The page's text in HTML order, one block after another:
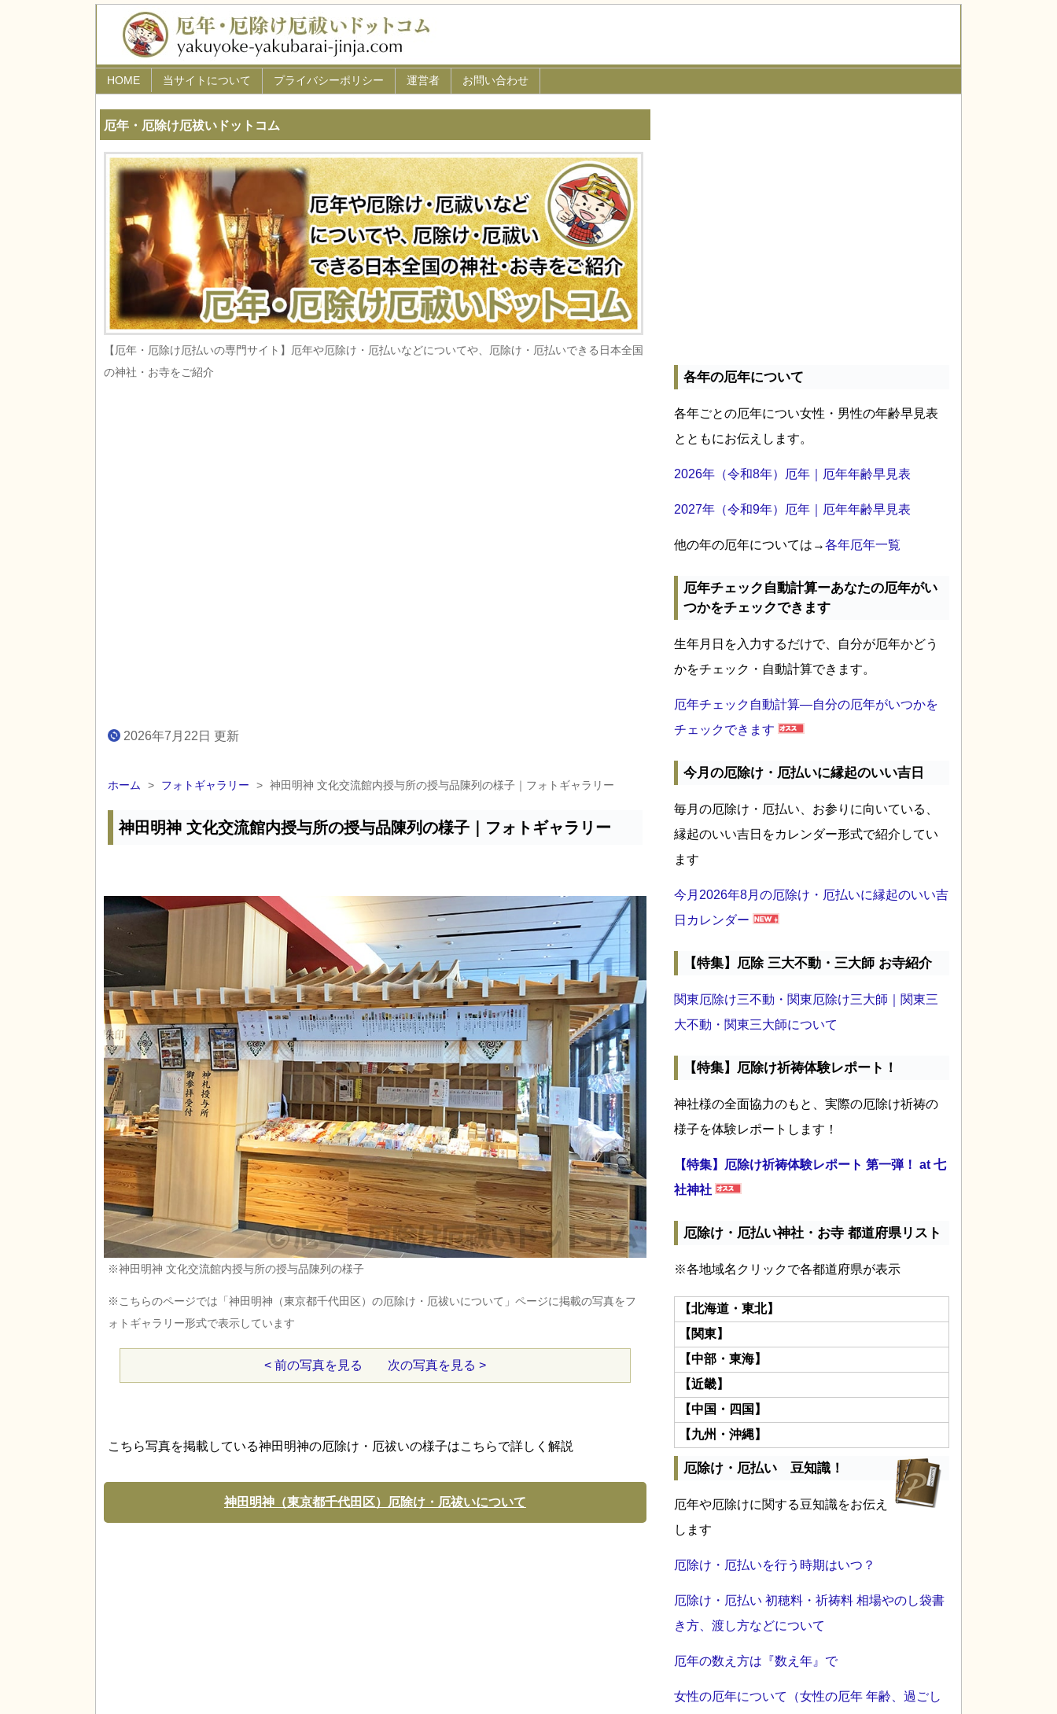
厄年・厄除け厄祓いドットコム
【厄年・厄除け厄払いの専門サイト】厄年や厄除け・厄払いなどについてや、厄除け・厄払いできる日本全国
の神社・お寺をご紹介
2026年7月22日 更新
ホーム > フォトギャラリー > 神田明神 文化交流館内授与所の授与品陳列の様子｜フォトギャラリー
神田明神 文化交流館内授与所の授与品陳列の様子｜フォトギャラリー
※神田明神 文化交流館内授与所の授与品陳列の様子
※こちらのページでは「神田明神（東京都千代田区）の厄除け・厄祓いについて」ページに掲載の写真をフ
ォトギャラリー形式で表示しています
< 前の写真を見る 次の写真を見る >
こちら写真を掲載している神田明神の厄除け・厄祓いの様子はこちらで詳しく解説
神田明神（東京都千代田区）厄除け・厄祓いについて
各年の厄年について
各年ごとの厄年につい女性・男性の年齢早見表
とともにお伝えします。
2026年（令和8年）厄年｜厄年年齢早見表
2027年（令和9年）厄年｜厄年年齢早見表
他の年の厄年については→各年厄年一覧
厄年チェック自動計算ーあなたの厄年がい
つかをチェックできます
生年月日を入力するだけで、自分が厄年かどう
かをチェック・自動計算できます。
厄年チェック自動計算―自分の厄年がいつかを
チェックできます
今月の厄除け・厄払いに縁起のいい吉日
毎月の厄除け・厄払い、お参りに向いている、
縁起のいい吉日をカレンダー形式で紹介してい
ます
今月2026年8月の厄除け・厄払いに縁起のいい吉
日カレンダー
【特集】厄除 三大不動・三大師 お寺紹介
関東厄除け三不動・関東厄除け三大師｜関東三
大不動・関東三大師について
【特集】厄除け祈祷体験レポート！
神社様の全面協力のもと、実際の厄除け祈祷の
様子を体験レポートします！
【特集】厄除け祈祷体験レポート 第一弾！ at 七
社神社
厄除け・厄払い神社・お寺 都道府県リスト
※各地域名クリックで各都道府県が表示
【北海道・東北】
【関東】
【中部・東海】
【近畿】
【中国・四国】
【九州・沖縄】
厄除け・厄払い 豆知識！
厄年や厄除けに関する豆知識をお伝え
します
厄除け・厄払いを行う時期はいつ？
厄除け・厄払い 初穂料・祈祷料 相場やのし袋書
き方、渡し方などについて
厄年の数え方は『数え年』で
女性の厄年について（女性の厄年 年齢、過ごし
HOME 当サイトについて プライバシーポリシー 運営者 お問い合わせ